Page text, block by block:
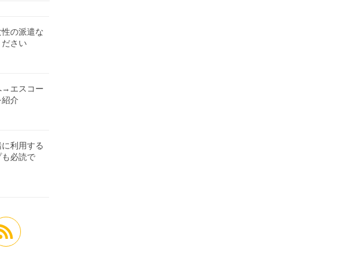
の派遣な
ださい
→エスコー
介
利用する
必読で